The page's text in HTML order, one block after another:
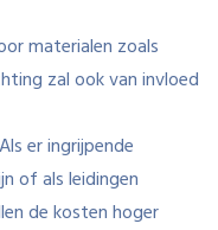
materialen zoals
zal ook van invloed
Als er ingrijpende
of als leidingen
de kosten hoger